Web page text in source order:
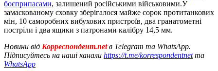
боєприпасами, залишений російськими військовими.У
замаскованому сховку зберігалося майже сорок протитанкових
мін, 10 саморобних вибухових пристроїв, два гранатометні
постріли і два ящики з патронами калібру 14,5 мм.
Новини від Корреспондент.netв Telegram та WhatsApp.
Підписуйтесь на наші канали https://t.me/korrespondentnetта
WhatsApp